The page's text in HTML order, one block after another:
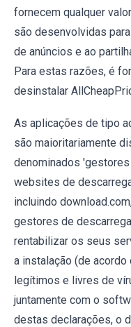
fornecem qualquer
são desenvolvidas
de anúncios e ao
Para estas razões, é
desinstalar
As aplicações de tipo
são maioritariamente
denominados
websites de
incluindo
gestores de
rentabilizar os seus
a instalação (de
legítimos e livres de
juntamente com o
destas declarações, o